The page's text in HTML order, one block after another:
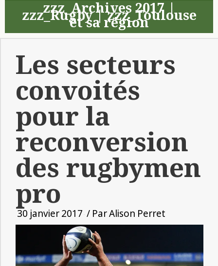
zzz_Archives 2017|
zzz_Rugby|zzz_Toulouse
et sa région
Les secteurs
convoités
pour la
reconversion
des rugbymen
pro
30 janvier 2017 / ParAlison Perret